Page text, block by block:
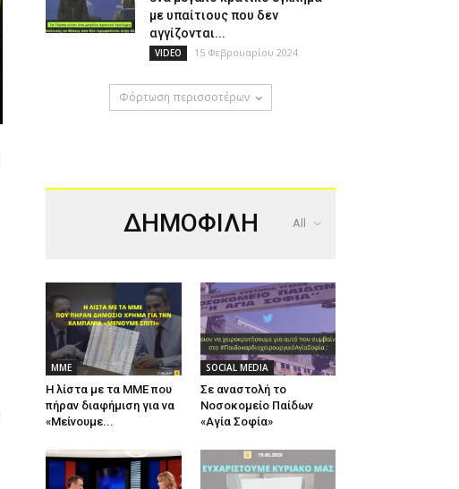
με υπαίτιους που δεν
αγγίζονται...
VIDEO 15 Φεβρουαρίου 2024
Φόρτωση περισσοτέρων
ΔΗΜΟΦΙΛΗ All
ΜΜΕ
Η λίστα με τα ΜΜΕ που
πήραν διαφήμιση για να
«Μείνουμε...
SOCIAL MEDIA
Σε αναστολή το
Νοσοκομείο Παίδων
«Αγία Σοφία»